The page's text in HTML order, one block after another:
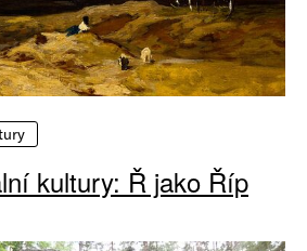
kultury: Ř jako Říp